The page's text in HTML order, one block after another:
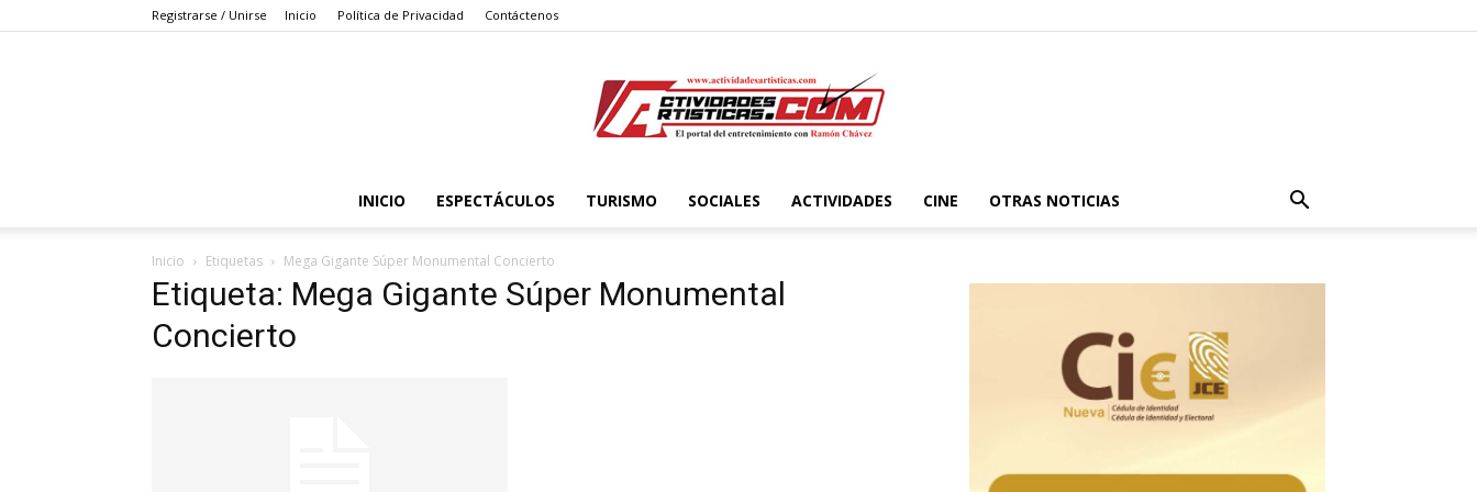
Registrarse / Unirse Inicio Política de Privacidad Contáctenos
Actividadesartisticas.com
INICIO ESPECTÁCULOS TURISMO SOCIALES ACTIVIDADES CINE OTRAS NOTICIAS
Inicio Etiquetas Mega Gigante Súper Monumental Concierto
Etiqueta: Mega Gigante Súper Monumental
Concierto